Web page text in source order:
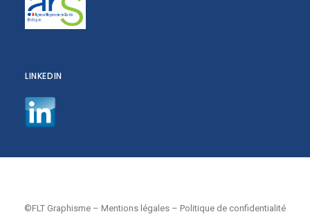
LINKEDIN
©FLT Graphisme – Mentions légales – Politique de confidentialité